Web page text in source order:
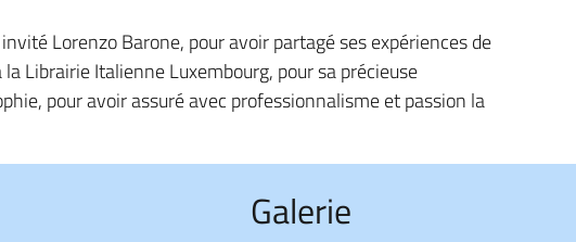
Lorenzo Barone, pour avoir partagé ses expériences de
Librairie Italienne Luxembourg, pour sa précieuse
pour avoir assuré avec professionnalisme et passion la
Galerie